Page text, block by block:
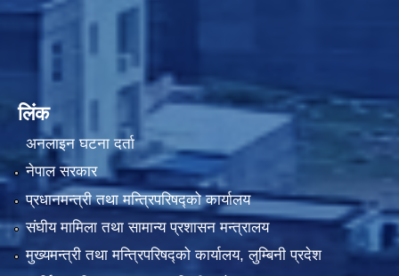
लिंक
अनलाइन घटना दर्ता
नेपाल सरकार
प्रधानमन्त्री तथा मन्त्रिपरिषद्को कार्यालय
संघीय मामिला तथा सामान्य प्रशासन मन्त्रालय
मुख्यमन्त्री तथा मन्त्रिपरिषद्को कार्यालय, लुम्बिनी प्रदेश